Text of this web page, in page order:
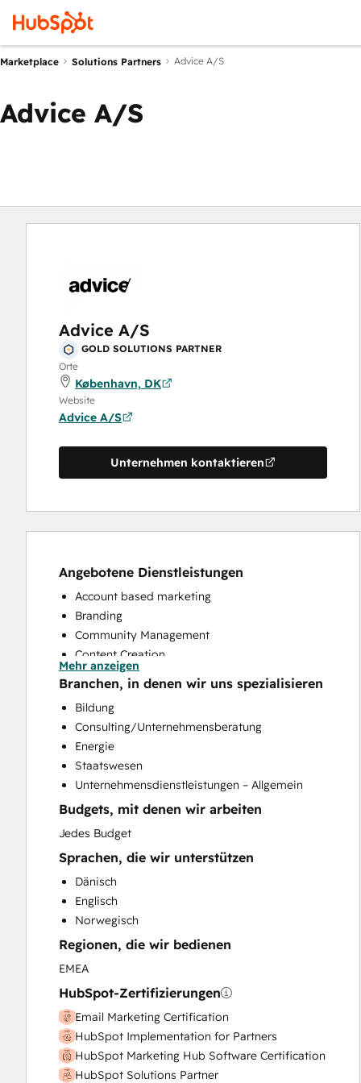
Marketplace Solutions Partners Advice A/S
Advice A/S
Advice A/S
GOLD SOLUTIONS PARTNER
Orte
København, DK
Website
Advice A/S
Unternehmen kontaktieren
Angebotene Dienstleistungen
Account based marketing
Branding
Community Management
Content Creation
Conversational Marketing
CRM Implementation
CRM Migration
Custom API Integrations
Customer Marketing
Email Marketing
Full Inbound Marketing Services
Knowledge Base Development
Paid Advertising
Sales and Marketing Alignment
Search Engine Optimization
Social Media
Video Production
Website Design
Website Development
Mehr anzeigen
Branchen, in denen wir uns spezialisieren
Bildung
Consulting/Unternehmensberatung
Energie
Staatswesen
Unternehmensdienstleistungen – Allgemein
Budgets, mit denen wir arbeiten
Jedes Budget
Sprachen, die wir unterstützen
Dänisch
Englisch
Norwegisch
Regionen, die wir bedienen
EMEA
HubSpot-Zertifizierungen
Email Marketing Certification
HubSpot Implementation for Partners
HubSpot Marketing Hub Software Certification
HubSpot Solutions Partner